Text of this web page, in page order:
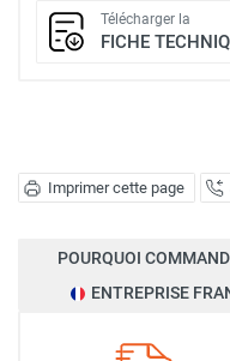
Imprimer cette page
Télécharger la
FICHE
POURQUOI
ENTREPRISE